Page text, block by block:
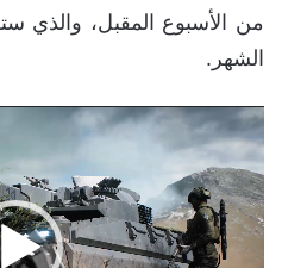
الشهر.
مشغل
الفيديو